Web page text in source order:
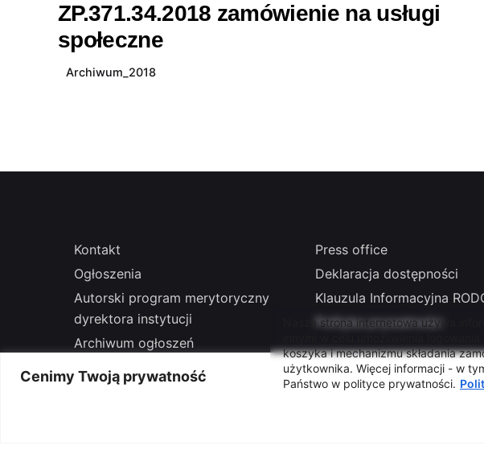
Cenimy Twoją prywatność
Nasza strona internetowa używa
koszyka i mechanizmu składania
użytkownika. Więcej informacji - w
Państwo w polityce prywatności.
ZP.371.34.2018 zamówienie na usługi
społeczne
Archiwum_2018
Kontakt
Ogłoszenia
Autorski program merytoryczny
dyrektora instytucji
Archiwum ogłoszeń
Press office
Deklaracja dostępności
Klauzula Informacyjna
Polityka prywatności